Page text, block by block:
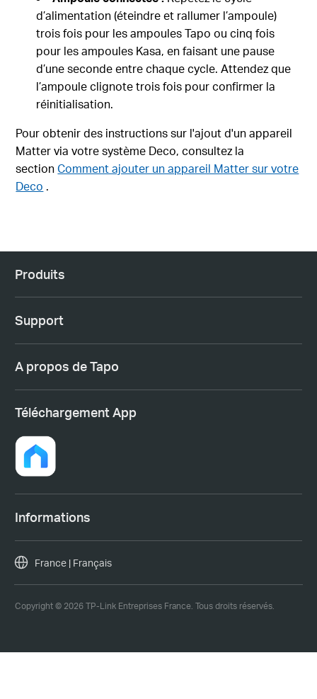
d’alimentation (éteindre et rallumer l’ampoule)
trois fois pour les ampoules Tapo ou cinq fois
pour les ampoules Kasa, en faisant une pause
d’une seconde entre chaque cycle. Attendez que
l’ampoule clignote trois fois pour confirmer la
réinitialisation.
Pour obtenir des instructions sur l'ajout d'un appareil
Matter via votre système Deco, consultez la
sectionComment ajouter un appareil Matter sur votre
Deco .
Produits
Support
A propos de Tapo
Téléchargement App
Informations
Copyright © 2026 TP-Link Entreprises France. Tous droits réservés.
France | Français